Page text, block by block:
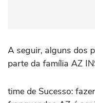
A seguir, alguns dos
parte da família AZ
time de Sucesso: